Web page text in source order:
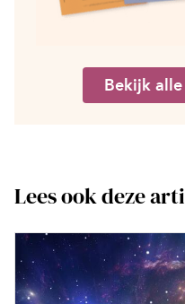
Bekijk
Lees ook deze